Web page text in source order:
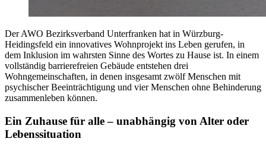
Der AWO Bezirksverband Unterfranken hat in Würzburg-
Heidingsfeld ein innovatives Wohnprojekt ins Leben gerufen, in
dem Inklusion im wahrsten Sinne des Wortes zu Hause ist. In einem
vollständig barrierefreien Gebäude entstehen drei
Wohngemeinschaften, in denen insgesamt zwölf Menschen mit
psychischer Beeinträchtigung und vier Menschen ohne Behinderung
zusammenleben können.
Ein Zuhause für alle – unabhängig von Alter oder
Lebenssituation